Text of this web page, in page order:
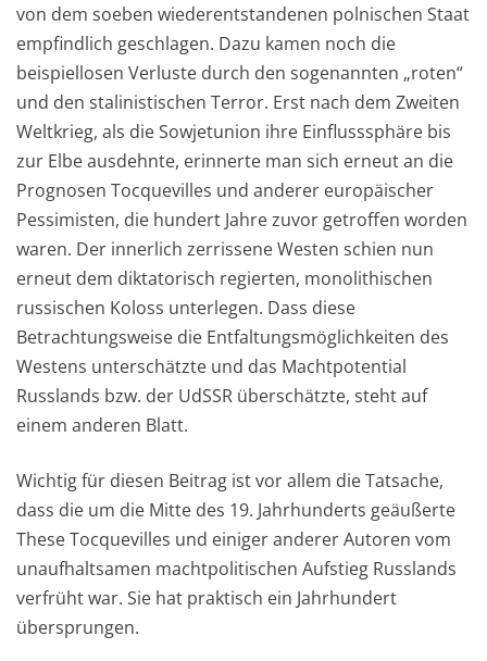
von dem soeben wiederentstandenen polnischen Staat
empfindlich geschlagen. Dazu kamen noch die
beispiellosen Verluste durch den sogenannten „roten“
und den stalinistischen Terror. Erst nach dem Zweiten
Weltkrieg, als die Sowjetunion ihre Einflusssphäre bis
zur Elbe ausdehnte, erinnerte man sich erneut an die
Prognosen Tocquevilles und anderer europäischer
Pessimisten, die hundert Jahre zuvor getroffen worden
waren. Der innerlich zerrissene Westen schien nun
erneut dem diktatorisch regierten, monolithischen
russischen Koloss unterlegen. Dass diese
Betrachtungsweise die Entfaltungsmöglichkeiten des
Westens unterschätzte und das Machtpotential
Russlands bzw. der UdSSR überschätzte, steht auf
einem anderen Blatt.
Wichtig für diesen Beitrag ist vor allem die Tatsache,
dass die um die Mitte des 19. Jahrhunderts geäußerte
These Tocquevilles und einiger anderer Autoren vom
unaufhaltsamen machtpolitischen Aufstieg Russlands
verfrüht war. Sie hat praktisch ein Jahrhundert
übersprungen.